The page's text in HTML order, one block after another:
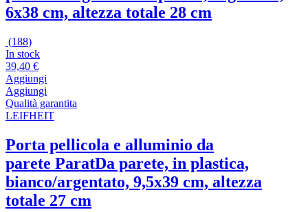
6x38 cm, altezza totale 28 cm
(188)
In stock
39,40 €
Aggiungi
Aggiungi
Qualità garantita
LEIFHEIT
Porta pellicola e alluminio da
parete ParatDa parete, in plastica,
bianco/argentato, 9,5x39 cm, altezza
totale 27 cm